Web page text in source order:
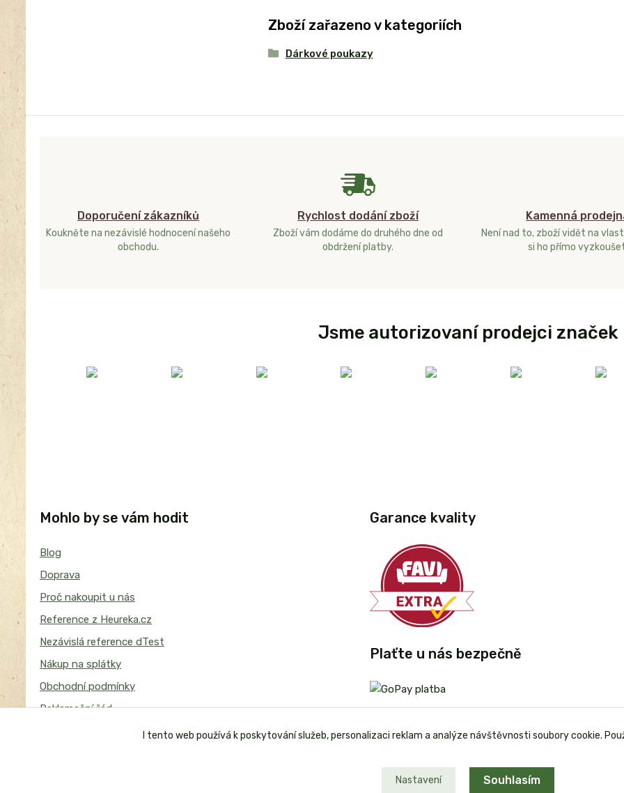
Zboží zařazeno v kategoriích
Dárkové poukazy
Doporučení zákazníků
Koukněte na nezávislé hodnocení našeho
obchodu.
Rychlost dodání zboží
Zboží vám dodáme do druhého dne od
obdržení platby.
Kamenná
Není nad to, zboží vidět na
si ho přímo
Jsme autorizovaní prodejci značek
Mohlo by se vám hodit
Blog
Doprava
Proč nakoupit u nás
Reference z Heureka.cz
Nezávislá reference dTest
Nákup na splátky
Obchodní podmínky
Reklamační řád
Garance kvality
Plaťte u nás bezpečně
I tento web používá k poskytování služeb, personalizaci reklam a analýze návštěvnosti soubory cookie.
Nastavení Souhlasím